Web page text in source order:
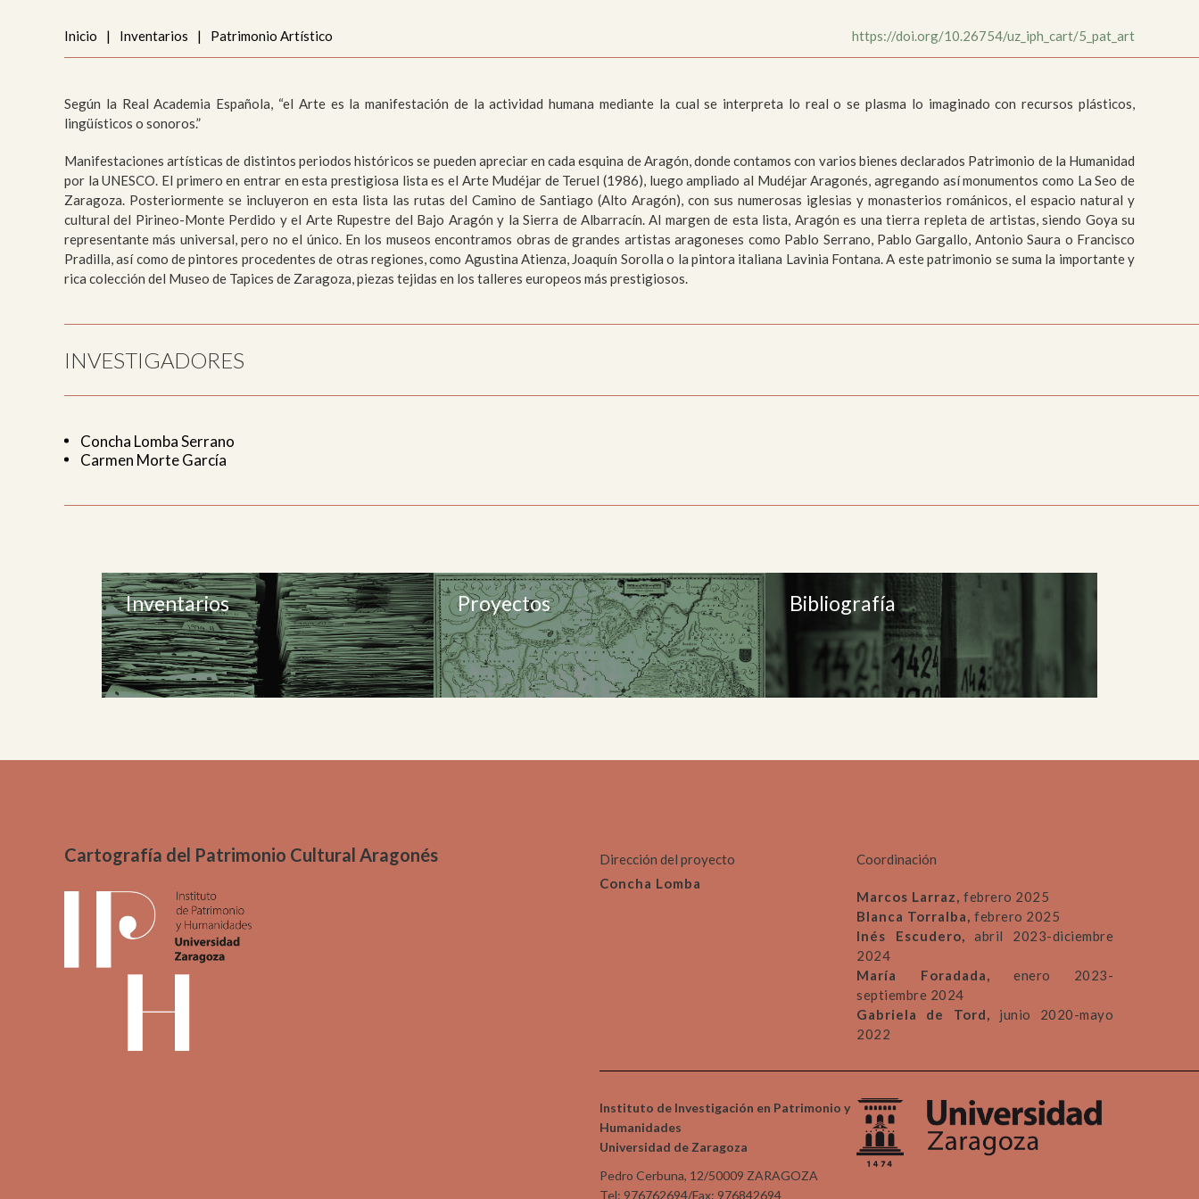
Inicio | Inventarios | Patrimonio Artístico https://doi.org/10.26754/uz_iph_cart/5_pat_art
Según la Real Academia Española, “el Arte es la manifestación de la actividad humana mediante la cual se interpreta lo real o se plasma lo imaginado con recursos plásticos,
lingüísticos o sonoros.”
Manifestaciones artísticas de distintos periodos históricos se pueden apreciar en cada esquina de Aragón, donde contamos con varios bienes declarados Patrimonio de la Humanidad
por la UNESCO. El primero en entrar en esta prestigiosa lista es el Arte Mudéjar de Teruel (1986), luego ampliado al Mudéjar Aragonés, agregando así monumentos como La Seo de
Zaragoza. Posteriormente se incluyeron en esta lista las rutas del Camino de Santiago (Alto Aragón), con sus numerosas iglesias y monasterios románicos, el espacio natural y
cultural del Pirineo-Monte Perdido y el Arte Rupestre del Bajo Aragón y la Sierra de Albarracín. Al margen de esta lista, Aragón es una tierra repleta de artistas, siendo Goya su
representante más universal, pero no el único. En los museos encontramos obras de grandes artistas aragoneses como Pablo Serrano, Pablo Gargallo, Antonio Saura o Francisco
Pradilla, así como de pintores procedentes de otras regiones, como Agustina Atienza, Joaquín Sorolla o la pintora italiana Lavinia Fontana.A este patrimonio se suma la importante y
rica colección del Museo de Tapices de Zaragoza, piezas tejidas en los talleres europeos más prestigiosos.
INVESTIGADORES
Concha Lomba Serrano
Carmen Morte García
Inventarios Proyectos Bibliografía
Cartografía del Patrimonio Cultural Aragonés
Dirección del proyecto
Concha Lomba
Coordinación
Marcos Larraz, febrero 2025
Blanca Torralba, febrero 2025
Inés Escudero,abril 2023-diciembre
2024
María Foradada, enero 2023-
septiembre 2024
Gabriela de Tord, junio 2020-mayo
2022
Instituto de Investigación en Patrimonio y
Humanidades
Universidad de Zaragoza
Pedro Cerbuna, 12/50009 ZARAGOZA
Tel: 976762694/Fax: 976842694